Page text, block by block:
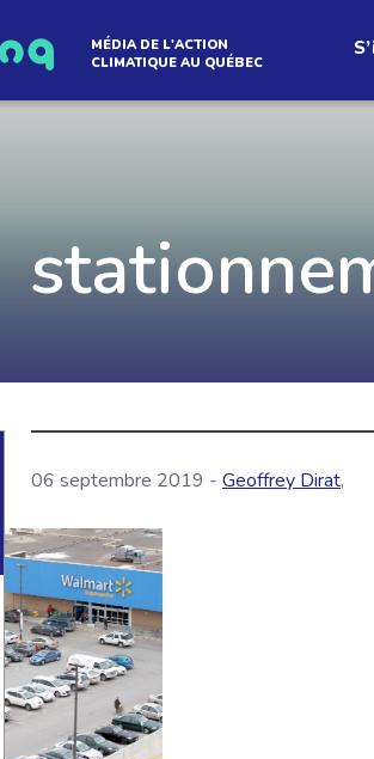
qui
+
MÉDIA DE L'ACTION
CLIMATIQUE AU QUÉBEC
06 septembre 2019 - Geoffrey Dirat,